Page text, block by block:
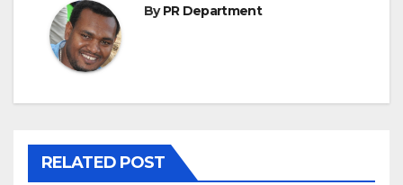
ByPR Department
RELATED POST